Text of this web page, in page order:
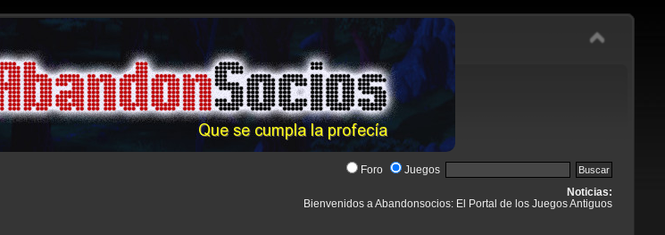
Foro Juegos
Noticias:
Bienvenidos a Abandonsocios: El Portal de los Juegos Antiguos